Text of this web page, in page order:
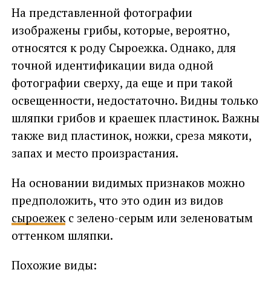
На представленной фотографии
изображены грибы, которые, вероятно,
относятся к роду Сыроежка. Однако, для
точной идентификации вида одной
фотографии сверху, да еще и при такой
освещенности, недостаточно. Видны только
шляпки грибов и краешек пластинок. Важны
также вид пластинок, ножки, среза мякоти,
запах и место произрастания.
На основании видимых признаков можно
предположить, что это один из видов
сыроежекс зелено-серым или зеленоватым
оттенком шляпки.
Похожие виды: